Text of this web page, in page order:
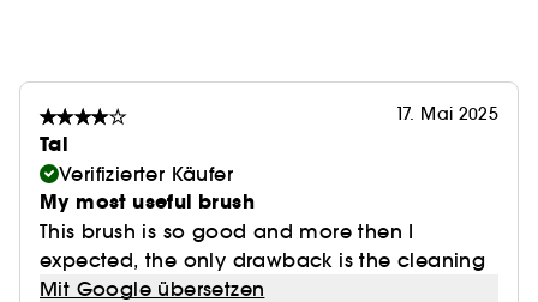
17. Mai 2025
Tal
Verifizierter Käufer
My most useful brush
This brush is so good and more then I
expected, the only drawback is the cleaning
Mit Google übersetzen